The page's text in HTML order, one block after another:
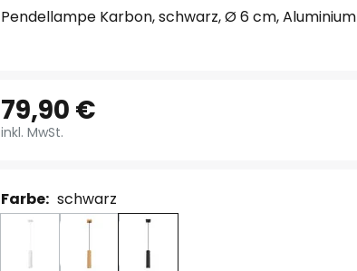
Pendellampe Karbon, schwarz, Ø 6 cm, Aluminium
79,90 €
inkl. MwSt.
Farbe: schwarz